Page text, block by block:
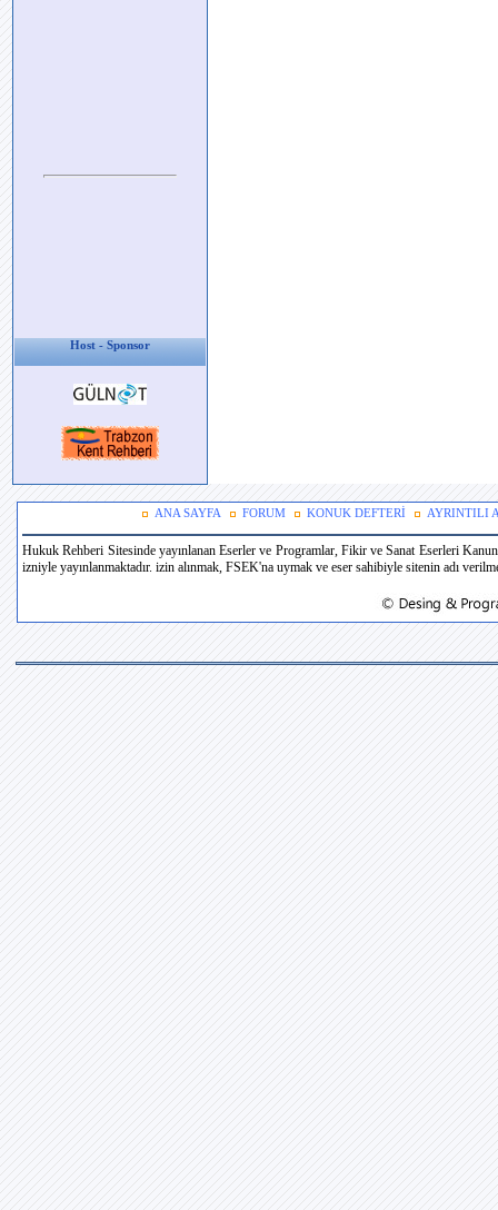
Host - Sponsor
ANA SAYFA FORUM KONUK DEFTERİ AYRINTILI
Hukuk Rehberi Sitesinde yayınlanan Eserler ve Programlar, Fikir ve Sanat Eserleri
izniyle yayınlanmaktadır. izin alınmak, FSEK'na uymak ve eser sahibiyle sitenin adı